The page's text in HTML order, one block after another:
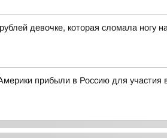
девочке, которая сломала ногу
прибыли в Россию для